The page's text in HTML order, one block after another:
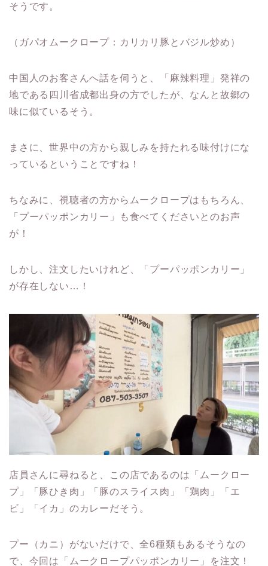
そうです。
（ガパオムークロープ：カリカリ豚とバジル炒め）
中国人のお客さんへ話を伺うと、「麻辣料理」発祥の
地である四川省成都出身の方でしたが、なんと故郷の
味に似ているそう。
まさに、世界中の方から親しみを持たれる味付けにな
っているということですね！
ちなみに、視聴者の方からムークロープはもちろん、
「プーパッポンカリー」も食べてくださいとのお声
が！
しかし、注文したいけれど、「プーパッポンカリー」
が存在しない…！
店員さんに尋ねると、この店であるのは「ムークロー
プ」「豚ひき肉」「豚のスライス肉」「鶏肉」「エ
ビ」「イカ」のカレーだそう。
プー（カニ）がないだけで、全6種類もあるそうなの
で、今回は「ムークロープパッポンカリー」を注文！